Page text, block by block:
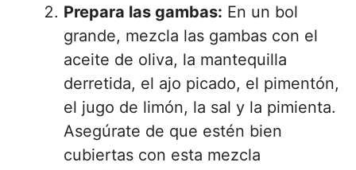
Prepara las gambas: En un bol
grande, mezcla las gambas con el
aceite de oliva, la mantequilla
derretida, el ajo picado, el pimentón,
el jugo de limón, la sal y la pimienta.
Asegúrate de que estén bien
cubiertas con esta mezcla